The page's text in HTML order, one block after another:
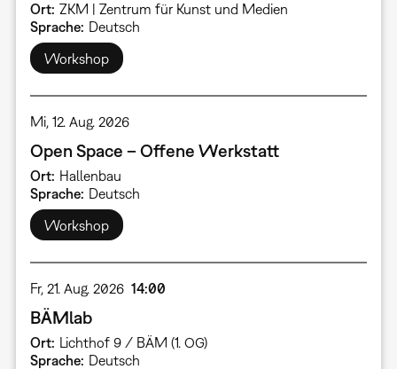
Ort ZKM | Zentrum für Kunst und Medien
Sprache Deutsch
Workshop
Mi, 12. Aug. 2026
Open Space – Offene Werkstatt
Ort Hallenbau
Sprache Deutsch
Workshop
Fr, 21. Aug. 2026 14:00
BÄMlab
Ort Lichthof 9 / BÄM (1. OG)
Sprache Deutsch